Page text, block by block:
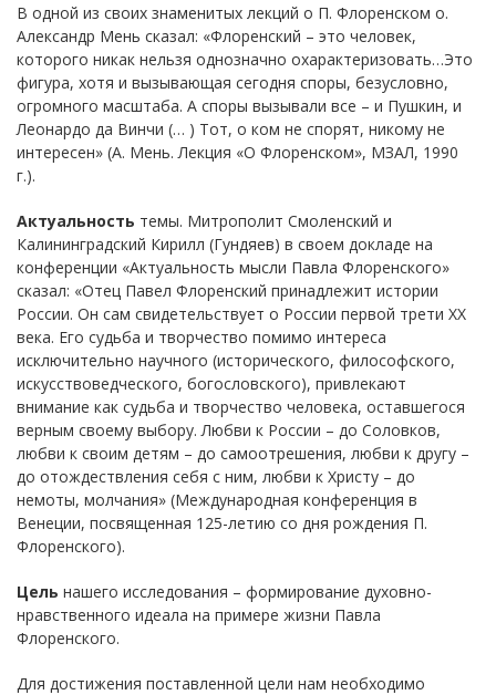
В одной из своих знаменитых лекций о П. Флоренском о.
Александр Мень сказал: «Флоренский – это человек,
которого никак нельзя однозначно охарактеризовать…Это
фигура, хотя и вызывающая сегодня споры, безусловно,
огромного масштаба. А споры вызывали все – и Пушкин, и
Леонардо да Винчи (… ) Тот, о ком не спорят, никому не
интересен» (А. Мень. Лекция «О Флоренском», МЗАЛ, 1990
г.).
Актуальность темы. Митрополит Смоленский и
Калининградский Кирилл (Гундяев) в своем докладе на
конференции «Актуальность мысли Павла Флоренского»
сказал: «Отец Павел Флоренский принадлежит истории
России. Он сам свидетельствует о России первой трети XX
века. Его судьба и творчество помимо интереса
исключительно научного (исторического, философского,
искусствоведческого, богословского), привлекают
внимание как судьба и творчество человека, оставшегося
верным своему выбору. Любви к России – до Соловков,
любви к своим детям – до самоотрешения, любви к другу –
до отождествления себя с ним, любви к Христу – до
немоты, молчания» (Международная конференция в
Венеции, посвященная 125-летию со дня рождения П.
Флоренского).
Цель нашего исследования – формирование духовно-
нравственного идеала на примере жизни Павла
Флоренского.
Для достижения поставленной цели нам необходимо